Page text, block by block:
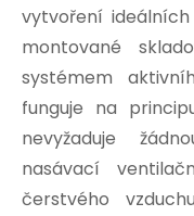
vytvoření
montované
systémem
funguje na
nevyžaduje
nasávací
čerstvého